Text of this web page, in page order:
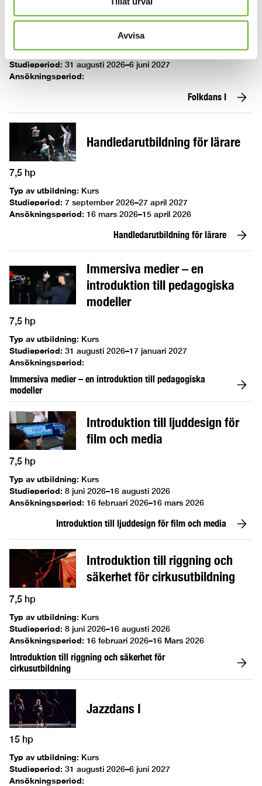
Avvisa
Folkdans I
Typ av utbildning:Kurs
Studieperiod: 31 augusti 2026–6 juni 2027
Ansökningsperiod:
Folkdans I
Handledarutbildning för lärare
7,5 hp
Typ av utbildning: Kurs
Studieperiod: 7 september 2026–27 april 2027
Ansökningsperiod: 16 mars 2026–15 april 2026
Handledarutbildning för lärare
Immersiva medier – en
introduktion till pedagogiska
modeller
7,5 hp
Typ av utbildning: Kurs
Studieperiod: 31 augusti 2026–17 januari 2027
Ansökningsperiod:
Immersiva medier – en introduktion till pedagogiska
modeller
Introduktion till ljuddesign för
film och media
7,5 hp
Typ av utbildning: Kurs
Studieperiod: 8 juni 2026–16 augusti 2026
Ansökningsperiod: 16 februari 2026–16 mars 2026
Introduktion till ljuddesign för film och media
Introduktion till riggning och
säkerhet för cirkusutbildning
7,5 hp
Typ av utbildning: Kurs
Studieperiod: 8 juni 2026–16 augusti 2026
Ansökningsperiod: 16 februari 2026–16 Mars 2026
Introduktion till riggning och säkerhet för
cirkusutbildning
Jazzdans I
15 hp
Typ av utbildning: Kurs
Studieperiod: 31 augusti 2026–6 juni 2027
Ansökningsperiod: